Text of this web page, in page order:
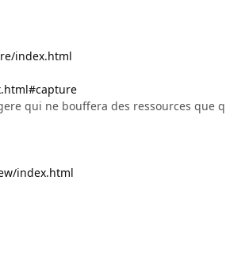
index.html
qui ne bouffera des ressources que
index.html